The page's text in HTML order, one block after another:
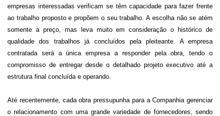
empresas interessadas verificam se têm capacidade para fazer frente
ao trabalho proposto e propõem o seu trabalho. A escolha não se atém
somente a preço, mas
leva muito em consideração o histórico de
qualidade dos trabalhos já concluídos pela pleiteante. A empresa
contratada será a única empresa a responder pela obra, tendo o
compromisso de entregar desde o detalhado projeto executivo até a
estrutura final concluída e operando.
Até recentemente, cada obra pressupunha para a Companhia gerenciar
o relacionamento com uma grande variedade de fornecedores, sendo